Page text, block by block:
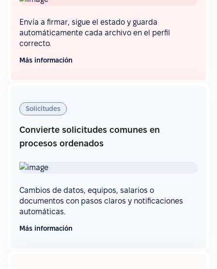
Envía a firmar, sigue el estado y guarda
automáticamente cada archivo en el perfil
correcto.
Más información
Solicitudes
Convierte solicitudes comunes en
procesos ordenados
Cambios de datos, equipos, salarios o
documentos con pasos claros y notificaciones
automáticas.
Más información